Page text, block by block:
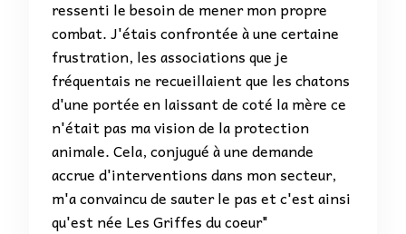
ressenti le besoin de mener mon propre
combat. J'étais confrontée à une certaine
frustration, les associations que je
fréquentais ne recueillaient que les chatons
d'une portée en laissant de coté la mère ce
n'était pas ma vision de la protection
animale. Cela, conjugué à une demande
accrue d'interventions dans mon secteur,
m'a convaincu de sauter le pas et c'est ainsi
qu'est née Les Griffes du coeur"